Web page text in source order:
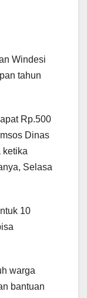
Windesi
tahun
Rp.500
Dinas
ketika
Selasa
10
warga
bantuan